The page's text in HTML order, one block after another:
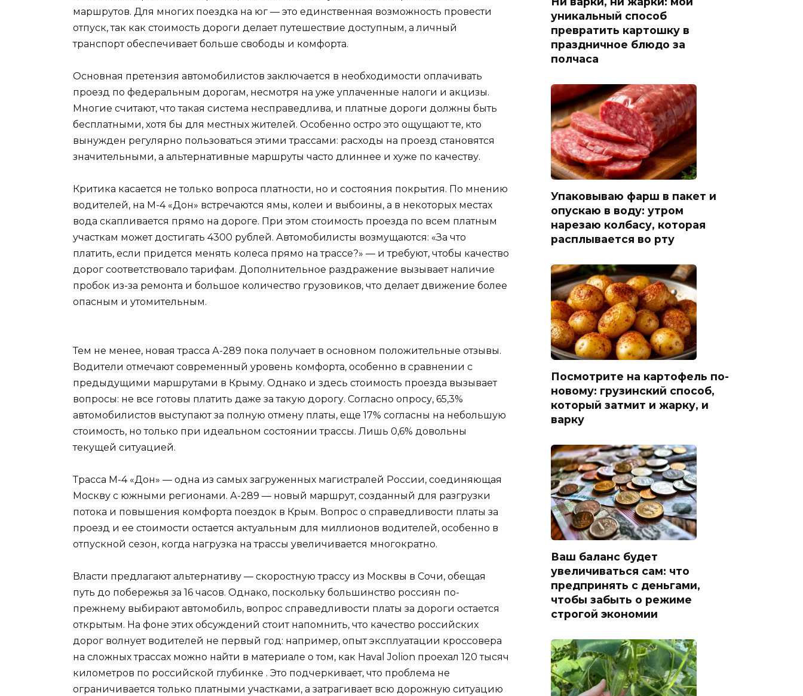
маршрутов. Для многих поездка на юг — это единственная возможность провести
отпуск, так как стоимость дороги делает путешествие доступным, а личный
транспорт обеспечивает больше свободы и комфорта.
Основная претензия автомобилистов заключается в необходимости оплачивать
проезд по федеральным дорогам, несмотря на уже уплаченные налоги и акцизы.
Многие считают, что такая система несправедлива, и платные дороги должны быть
бесплатными, хотя бы для местных жителей. Особенно остро это ощущают те, кто
вынужден регулярно пользоваться этими трассами: расходы на проезд становятся
значительными, а альтернативные маршруты часто длиннее и хуже по качеству.
Критика касается не только вопроса платности, но и состояния покрытия. По мнению
водителей, на М-4 «Дон» встречаются ямы, колеи и выбоины, а в некоторых местах
вода скапливается прямо на дороге. При этом стоимость проезда по всем платным
участкам может достигать 4300 рублей. Автомобилисты возмущаются: «За что
платить, если придется менять колеса прямо на трассе?» — и требуют, чтобы качество
дорог соответствовало тарифам. Дополнительное раздражение вызывает наличие
пробок из-за ремонта и большое количество грузовиков, что делает движение более
опасным и утомительным.
Тем не менее, новая трасса А-289 пока получает в основном положительные отзывы.
Водители отмечают современный уровень комфорта, особенно в сравнении с
предыдущими маршрутами в Крыму. Однако и здесь стоимость проезда вызывает
вопросы: не все готовы платить даже за такую дорогу. Согласно опросу, 65,3%
автомобилистов выступают за полную отмену платы, еще 17% согласны на небольшую
стоимость, но только при идеальном состоянии трассы. Лишь 0,6% довольны
текущей ситуацией.
Трасса М-4 «Дон» — одна из самых загруженных магистралей России, соединяющая
Москву с южными регионами. А-289 — новый маршрут, созданный для разгрузки
потока и повышения комфорта поездок в Крым. Вопрос о справедливости платы за
проезд и ее стоимости остается актуальным для миллионов водителей, особенно в
отпускной сезон, когда нагрузка на трассы увеличивается многократно.
Власти предлагают альтернативу — скоростную трассу из Москвы в Сочи, обещая
путь до побережья за 16 часов. Однако, поскольку большинство россиян по-
прежнему выбирают автомобиль, вопрос справедливости платы за дороги остается
открытым. На фоне этих обсуждений стоит напомнить, что качество российских
дорог волнует водителей не первый год: например, опыт эксплуатации кроссовера
на сложных трассах можно найти в материале о том, как Haval Jolion проехал 120 тысяч
километров по российской глубинке . Это подчеркивает, что проблема не
ограничивается только платными участками, а затрагивает всю дорожную ситуацию
уникальный способ
превратить картошку в
праздничное блюдо за
полчаса
Упаковываю фарш в пакет и
опускаю в воду: утром
нарезаю колбасу, которая
расплывается во рту
Посмотрите на картофель по-
новому: грузинский способ,
который затмит и жарку, и
варку
Ваш баланс будет
увеличиваться сам: что
предпринять с деньгами,
чтобы забыть о режиме
строгой экономии